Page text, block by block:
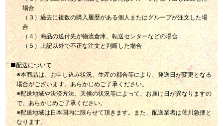
場合
（３）過去に複数の購入履歴がある個人またはグループが注文した場
合
（４）商品の送付先が物流倉庫、転送センターなどの場合
（５）上記以外で不正な注文と判断した場合
■配送について
※本商品は、お申し込み状況、生産の都合等により、発送日が変更となる
場合がございます。あらかじめご了承ください。
※配送地域や決済方法、天候の状況等によって、お届け日が異なりますの
で、あらかじめご了承ください。
※配送地域は日本国内に限らせて頂きます。また、配送業者は佐川急便と
なります。